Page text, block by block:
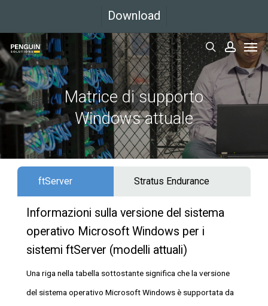
contenuto
principale
Download
cerca
Matrice di supporto
Windows attuale
ftServer Stratus Endurance
Informazioni sulla versione del sistema
operativo Microsoft Windows per i
sistemi ftServer (modelli attuali)
Una riga nella tabella sottostante significa che la versione
del sistema operativo Microsoft Windows è supportata da